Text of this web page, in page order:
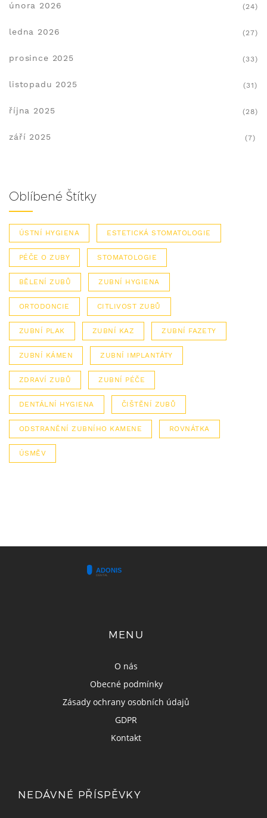
února 2026 (24)
ledna 2026 (27)
prosince 2025 (33)
listopadu 2025 (31)
října 2025 (28)
září 2025 (7)
Oblíbené Štítky
ÚSTNÍ HYGIENA ESTETICKÁ STOMATOLOGIE
PÉČE O ZUBY STOMATOLOGIE
BĚLENÍ ZUBŮ ZUBNÍ HYGIENA
ORTODONCIE CITLIVOST ZUBŮ
ZUBNÍ PLAK ZUBNÍ KAZ ZUBNÍ FAZETY
ZUBNÍ KÁMEN ZUBNÍ IMPLANTÁTY
ZDRAVÍ ZUBŮ ZUBNÍ PÉČE
DENTÁLNÍ HYGIENA ČIŠTĚNÍ ZUBŮ
ODSTRANĚNÍ ZUBNÍHO KAMENE ROVNÁTKA
ÚSMĚV
MENU
O nás
Obecné podmínky
Zásady ochrany osobních údajů
GDPR
Kontakt
NEDÁVNÉ PŘÍSPĚVKY